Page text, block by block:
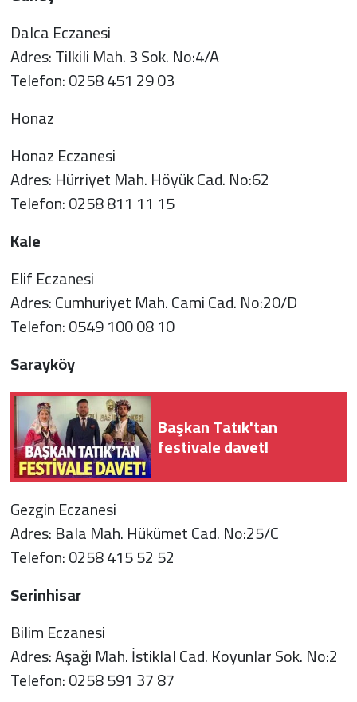
Dalca Eczanesi
Adres: Tilkili Mah. 3 Sok. No:4/A
Telefon: 0258 451 29 03
Honaz
Honaz Eczanesi
Adres: Hürriyet Mah. Höyük Cad. No:62
Telefon: 0258 811 11 15
Kale
Elif Eczanesi
Adres: Cumhuriyet Mah. Cami Cad. No:20/D
Telefon: 0549 100 08 10
Sarayköy
Başkan Tatık'tan
festivale davet!
Gezgin Eczanesi
Adres: Bala Mah. Hükümet Cad. No:25/C
Telefon: 0258 415 52 52
Serinhisar
Bilim Eczanesi
Adres: Aşağı Mah. İstiklal Cad. Koyunlar Sok. No:2
Telefon: 0258 591 37 87